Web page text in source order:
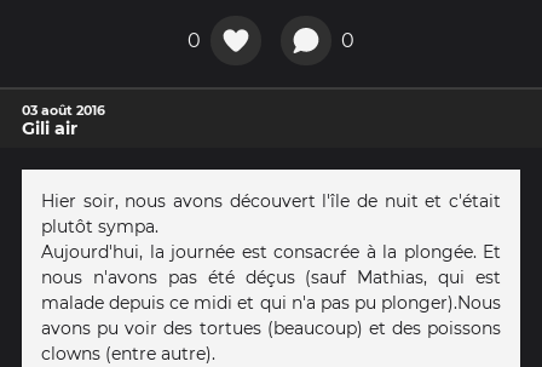
0 0
03 août 2016
Gili air
Hier soir, nous avons découvert l'île de nuit et c'était
plutôt sympa.
Aujourd'hui, la journée est consacrée à la plongée. Et
nous n'avons pas été déçus (sauf Mathias, qui est
malade depuis ce midi et qui n'a pas pu plonger).Nous
avons pu voir des tortues (beaucoup) et des poissons
clowns (entre autre).